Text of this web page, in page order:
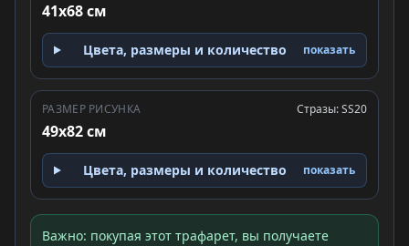
41x68 см
Цвета, размеры и количество показать
РАЗМЕР РИСУНКА
49x82 см
Стразы: SS20
Цвета, размеры и количество показать
Важно: покупая этот трафарет, вы получаете